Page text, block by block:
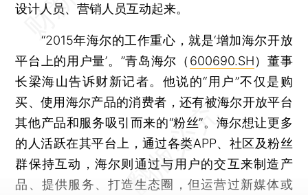
设计人员、营销人员互动起来。
“2015年海尔的工作重心，就是‘增加海尔开放
平台上的用户量’。”青岛海尔（ 600690.SH）董事
长梁海山告诉财新记者。他说的“用户”不仅是购
买、使用海尔产品的消费者，还有被海尔开放平台
其他产品和服务吸引而来的“粉丝”。海尔想让更多
的人活跃在其平台上，通过各类APP、社区及粉丝
群保持互动，海尔则通过与用户的交互来制造产
品、提供服务、打造生态圈，但运营过新媒体或